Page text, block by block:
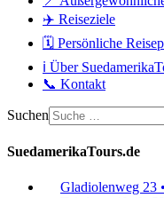
✈️ Reiseziele
🗓️ Persönliche
ℹ️ Über
📞 Kontakt
Suchen
SuedamerikaTours.de
Gladiolenweg 23